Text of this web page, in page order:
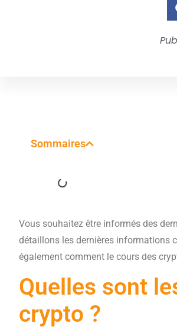
Sommaires
Vous souhaitez être informés des
détaillons les dernières informations
également comment le cours des
Quelles sont
crypto ?